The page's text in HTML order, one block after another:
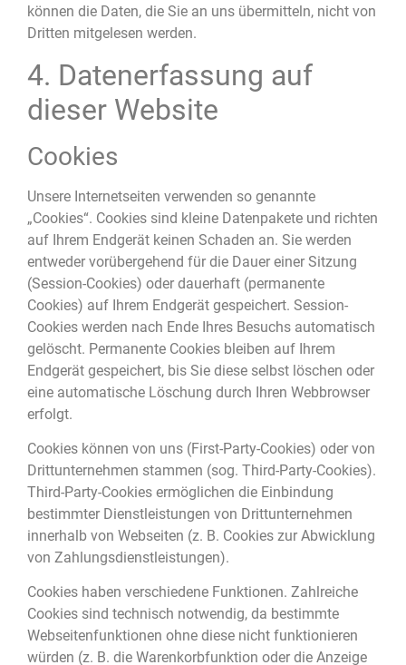
können die Daten, die Sie an uns übermitteln, nicht von
Dritten mitgelesen werden.
4. Datenerfassung auf
dieser Website
Cookies
Unsere Internetseiten verwenden so genannte
„Cookies“. Cookies sind kleine Datenpakete und richten
auf Ihrem Endgerät keinen Schaden an. Sie werden
entweder vorübergehend für die Dauer einer Sitzung
(Session-Cookies) oder dauerhaft (permanente
Cookies) auf Ihrem Endgerät gespeichert. Session-
Cookies werden nach Ende Ihres Besuchs automatisch
gelöscht. Permanente Cookies bleiben auf Ihrem
Endgerät gespeichert, bis Sie diese selbst löschen oder
eine automatische Löschung durch Ihren Webbrowser
erfolgt.
Cookies können von uns (First-Party-Cookies) oder von
Drittunternehmen stammen (sog. Third-Party-Cookies).
Third-Party-Cookies ermöglichen die Einbindung
bestimmter Dienstleistungen von Drittunternehmen
innerhalb von Webseiten (z. B. Cookies zur Abwicklung
von Zahlungsdienstleistungen).
Cookies haben verschiedene Funktionen. Zahlreiche
Cookies sind technisch notwendig, da bestimmte
Webseitenfunktionen ohne diese nicht funktionieren
würden (z. B. die Warenkorbfunktion oder die Anzeige